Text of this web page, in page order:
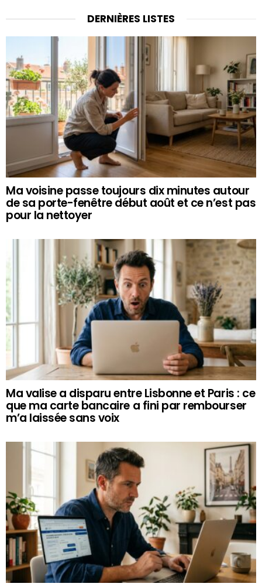
DERNIÈRES LISTES
Ma voisine passe toujours dix minutes autour
de sa porte-fenêtre début août et ce n’est pas
pour la nettoyer
Ma valise a disparu entre Lisbonne et Paris : ce
que ma carte bancaire a fini par rembourser
m’a laissée sans voix